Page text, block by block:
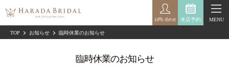
来店予約
お問い合わせ MENU
TOP お知らせ 臨時休業のお知らせ
臨時休業のお知らせ